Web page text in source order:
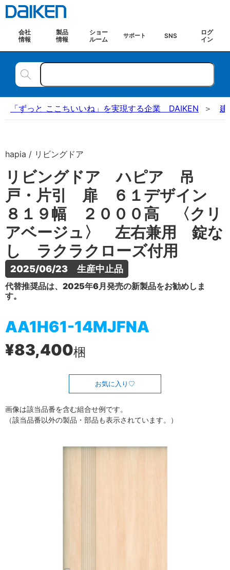
会社
情報
製品
情報
ショー
ルーム
サポート SNS
ログ
イン
「ずっと ここちいいね」を実現する企業 DAIKEN 建
hapia / リビングドア
リビングドア ハピア 吊
戸・片引 扉 ６１デザイン
８１９幅 ２０００高 〈クリ
アベージュ〉 左右兼用 錠な
し ラクラクローズ付用
2025/06/23　生産中止品
代替推奨品は、2025年6月発売の新製品をお勧めしま
す。
AA1H61-14MJFNA
¥83,400梱
お気に入り
画像は該当品番を含む組合せ例です。
（該当品番以外の製品・部品も表示されています。）